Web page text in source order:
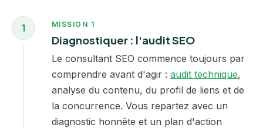
1 MISSION 1
Diagnostiquer : l'audit SEO
Le consultant SEO commence toujours par
comprendre avant d'agir : audit technique,
analyse du contenu, du profil de liens et de
la concurrence. Vous repartez avec un
diagnostic honnête et un plan d'action